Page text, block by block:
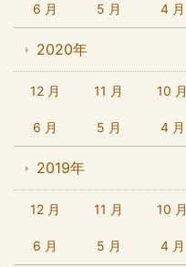
6 月 5 月 4 月
2020年
12 月 11 月 10 月
6 月 5 月 4 月
2019年
12 月 11 月 10 月
6 月 5 月 4 月